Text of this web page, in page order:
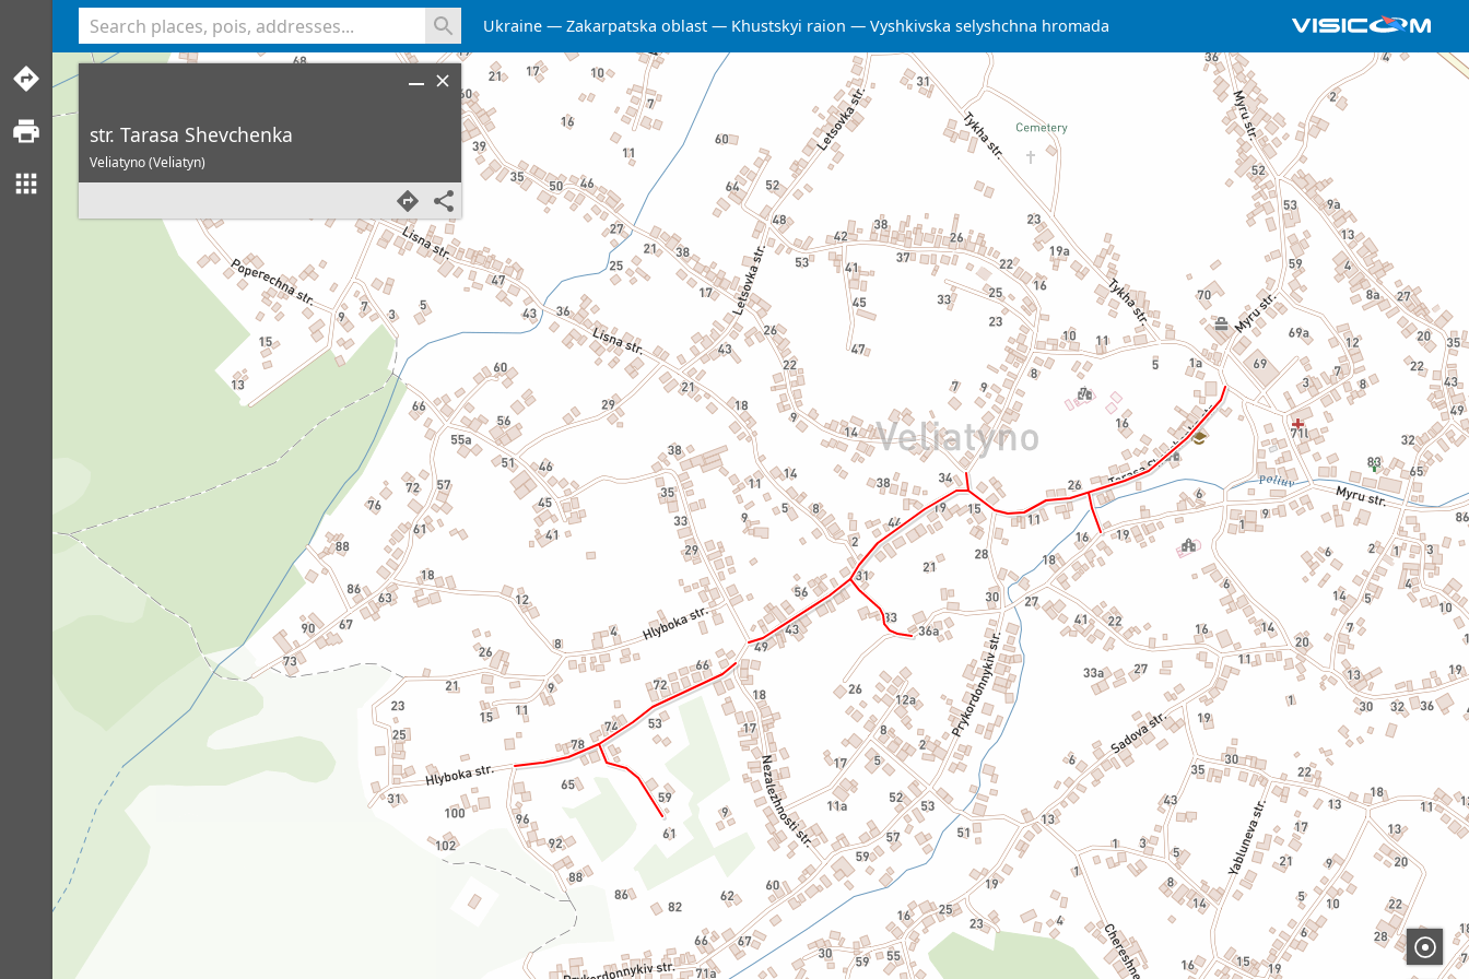
Ukraine Zakarpatska oblast Khustskyi raion Vyshkivska selyshchna hromada
str. Tarasa Shevchenka
Veliatyno (Veliatyn)
<% console.log(hcard) %>